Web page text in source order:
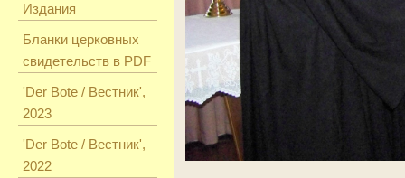
Издания
Бланки церковных
свидетельств в PDF
'Der Bote / Вестник',
2023
'Der Bote / Вестник',
2022